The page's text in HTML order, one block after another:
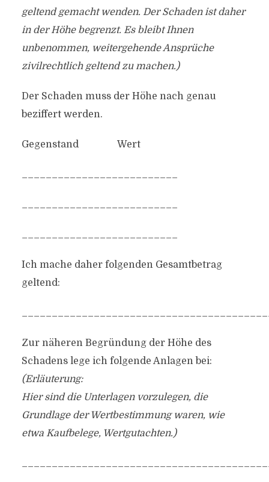
geltend gemacht wenden. Der Schaden ist daher
in der Höhe begrenzt. Es bleibt Ihnen
unbenommen, weitergehende Ansprüche
zivilrechtlich geltend zu machen.)
Der Schaden muss der Höhe nach genau
beziffert werden.
Gegenstand Wert
Ich mache daher folgenden Gesamtbetrag
geltend:
Zur näheren Begründung der Höhe des
Schadens lege ich folgende Anlagen bei:
(Erläuterung:
Hier sind die Unterlagen vorzulegen, die
Grundlage der Wertbestimmung waren, wie
etwa Kaufbelege, Wertgutachten.)